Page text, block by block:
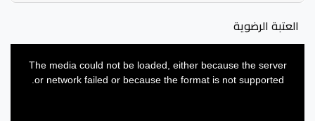
العتبة الرضوية
modal
window.
The media could not be loaded, either because the server
or network failed or because the format is not supported.